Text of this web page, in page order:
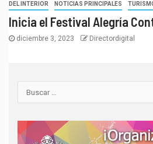
DEL INTERIOR NOTICIAS PRINCIPALES
Inicia el Festival Alegría
diciembre 3, 2023 Directordigital